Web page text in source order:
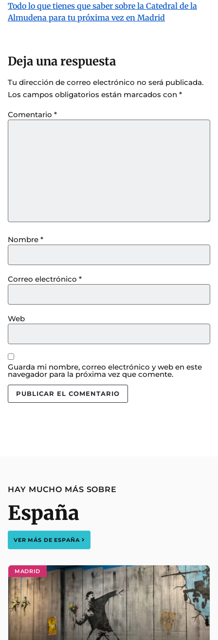
Todo lo que tienes que saber sobre la Catedral de la
Almudena para tu próxima vez en Madrid
Deja una respuesta
Tu dirección de correo electrónico no será publicada.
Los campos obligatorios están marcados con *
Comentario *
Nombre *
Correo electrónico *
Web
Guarda mi nombre, correo electrónico y web en este
navegador para la próxima vez que comente.
HAY MUCHO MÁS SOBRE
España
VER MÁS DE ESPAÑA
MADRID